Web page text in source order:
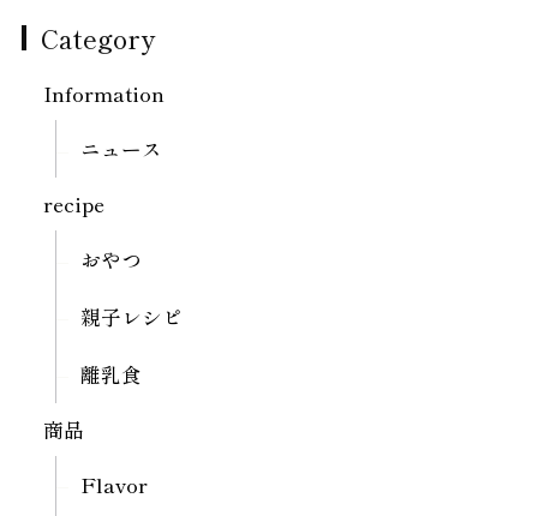
Category
Information
ニュース
recipe
おやつ
親子レシピ
離乳食
商品
Flavor